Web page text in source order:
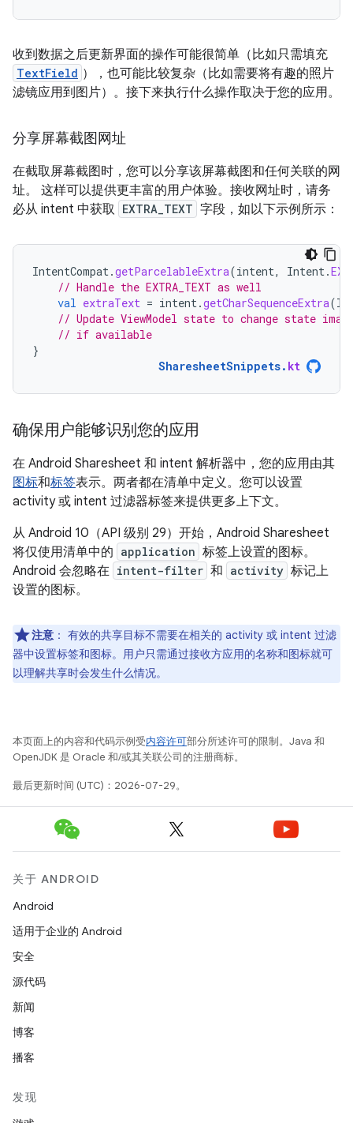
收到数据之后更新界面的操作可能很简单（比如只需填充
TextField ），也可能比较复杂（比如需要将有趣的照片
滤镜应用到图片）。接下来执行什么操作取决于您的应用。
分享屏幕截图网址
在截取屏幕截图时，您可以分享该屏幕截图和任何关联的网
址。 这样可以提供更丰富的用户体验。接收网址时，请务
必从 intent 中获取 EXTRA_TEXT 字段，如以下示例所示：
IntentCompat.getParcelableExtra(intent, Intent.
// Handle the EXTRA_TEXT as well
val extraText = intent.getCharSequenceExtra(
// Update ViewModel state to change state image
// if available
}
SharesheetSnippets. kt
确保用户能够识别您的应用
在 Android Sharesheet 和 intent 解析器中，您的应用由其
图标和标签表示。两者都在清单中定义。您可以设置
activity 或 intent 过滤器标签来提供更多上下文。
从 Android 10（API 级别 29）开始，Android Sharesheet
将仅使用清单中的 application 标签上设置的图标。
Android 会忽略在 intent-filter 和 activity 标记上
设置的图标。
注意 ： 有效的共享目标不需要在相关的 activity 或 intent 过滤
器中设置标签和图标。用户只需通过接收方应用的名称和图标就可
以理解共享时会发生什么情况。
本页面上的内容和代码示例受内容许可部分所述许可的限制。Java 和
OpenJDK 是 Oracle 和/或其关联公司的注册商标。
最后更新时间 (UTC)：2026-07-29。
关于 ANDROID
Android
适用于企业的 Android
安全
源代码
新闻
博客
播客
发现